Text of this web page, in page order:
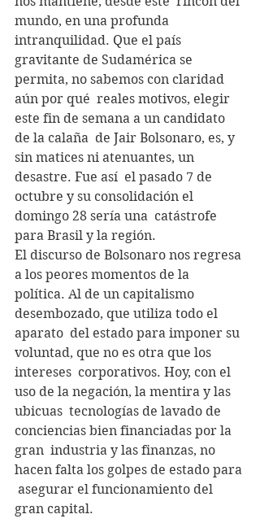
mundo, en una profunda
intranquilidad. Que el país
gravitante de Sudamérica se
permita, no sabemos con claridad
aún por qué  reales motivos, elegir
este fin de semana a un candidato
de la calaña  de Jair Bolsonaro, es, y
sin matices ni atenuantes, un
desastre. Fue así  el pasado 7 de
octubre y su consolidación el
domingo 28 sería una  catástrofe
para Brasil y la región.
El discurso de Bolsonaro nos regresa
a los peores momentos de la
política. Al de un capitalismo
desembozado, que utiliza todo el
aparato  del estado para imponer su
voluntad, que no es otra que los
intereses  corporativos. Hoy, con el
uso de la negación, la mentira y las
ubicuas  tecnologías de lavado de
conciencias bien financiadas por la
gran  industria y las finanzas, no
hacen falta los golpes de estado para
asegurar el funcionamiento del
gran capital.